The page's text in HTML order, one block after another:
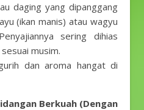
daging yang dipanggang
(ikan manis) atau wagyu
sering dihias
musim.
dan aroma hangat di
Berkuah (Dengan